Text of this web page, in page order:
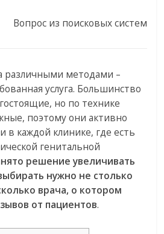
Вопрос из поисковых систем
различными методами –
услуга. Большинство
но по технике
поэтому они активно
в каждой клинике, где есть
генитальной
решение увеличивать
нужно не столько
врача, о котором
от пациентов.